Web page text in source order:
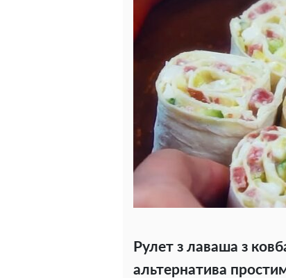
Рулет з лаваша з
альтернатива